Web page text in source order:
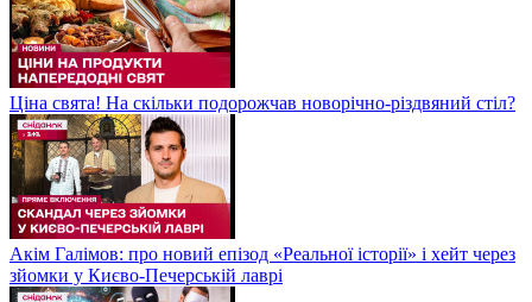
Ціна свята! На скільки подорожчав новорічно-різдвяний стіл?
Акім Галімов: про новий епізод «Реальної історії» і хейт через
зйомки у Києво-Печерській лаврі